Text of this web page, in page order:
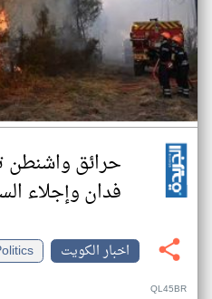
فدان وإجلاء
اخبار الكويت
QL45BR